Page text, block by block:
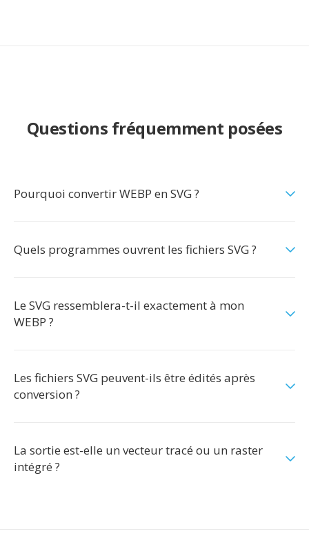
Questions fréquemment posées
Pourquoi convertir WEBP en SVG ?
Quels programmes ouvrent les fichiers SVG ?
Le SVG ressemblera-t-il exactement à mon
WEBP ?
Les fichiers SVG peuvent-ils être édités après
conversion ?
La sortie est-elle un vecteur tracé ou un raster
intégré ?